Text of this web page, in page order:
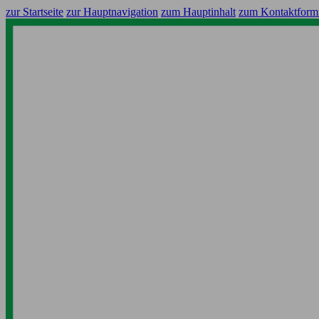
zur Startseite zur Hauptnavigation zum Hauptinhalt zum